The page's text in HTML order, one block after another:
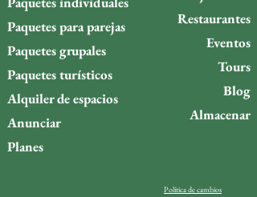
Paquetes para parejas
Paquetes grupales
Paquetes turísticos
Alquiler de espacios
Anunciar
Planes
Restaurantes
Eventos
Tours
Blog
Almacenar
Política de cambios